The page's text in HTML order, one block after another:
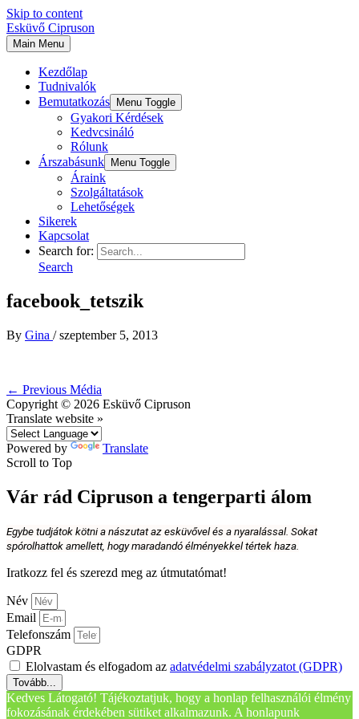
Skip to content
Esküvő Cipruson
Main Menu
Kezdőlap
Tudnivalók
Bemutatkozás
Menu Toggle
Gyakori Kérdések
Kedvcsináló
Rólunk
Árszabásunk
Menu Toggle
Áraink
Szolgáltatások
Lehetőségek
Sikerek
Kapcsolat
Search for:
Search
facebook_tetszik
By Gina /szeptember 5, 2013
← Previous Média
Copyright © 2026 Esküvő Cipruson
Translate website »
Powered by
Translate
Scroll to Top
Vár rád Cipruson a tengerparti álom
Egybe tudjátok kötni a nászutat az esküvővel és a nyaralással. Sokat
spórolhattok amellett, hogy maradandó élményekkel tértek haza.
Iratkozz fel és szerezd meg az útmutatómat!
Név
Email
Telefonszám
GDPR
Elolvastam és elfogadom az adatvédelmi szabályzatot (GDPR)
Tovább...
Kedves Látogató! Tájékoztatjuk, hogy a honlap felhasználói élmény
fokozásának érdekében sütiket alkalmazunk. A honlapunk